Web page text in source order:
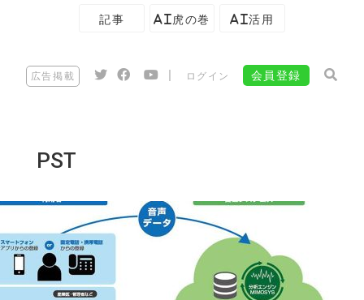
記事 AI虎の巻 AI活用
広告掲載 ログイン 会員登録
PST